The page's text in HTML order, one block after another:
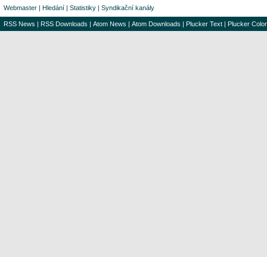
Webmaster | Hledání | Statistiky | Syndikační kanály
RSS News | RSS Downloads | Atom News | Atom Downloads | Plucker Text | Plucker Color